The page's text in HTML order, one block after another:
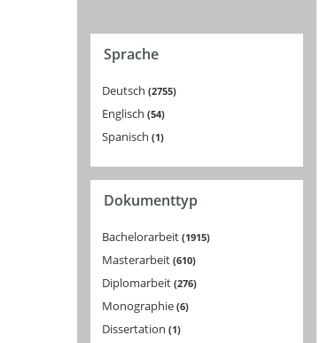
Sprache
Deutsch 2755
Englisch 54
Spanisch 1
Dokumenttyp
Bachelorarbeit 1915
Masterarbeit 610
Diplomarbeit 276
Monographie 6
Dissertation 1